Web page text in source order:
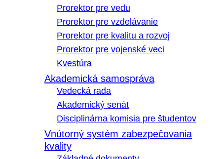
Prorektor pre vedu
Prorektor pre vzdelávanie
Prorektor pre kvalitu a rozvoj
Prorektor pre vojenské veci
Kvestúra
Akademická samospráva
Vedecká rada
Akademický senát
Disciplinárna komisia pre študentov
Vnútorný systém zabezpečovania
kvality